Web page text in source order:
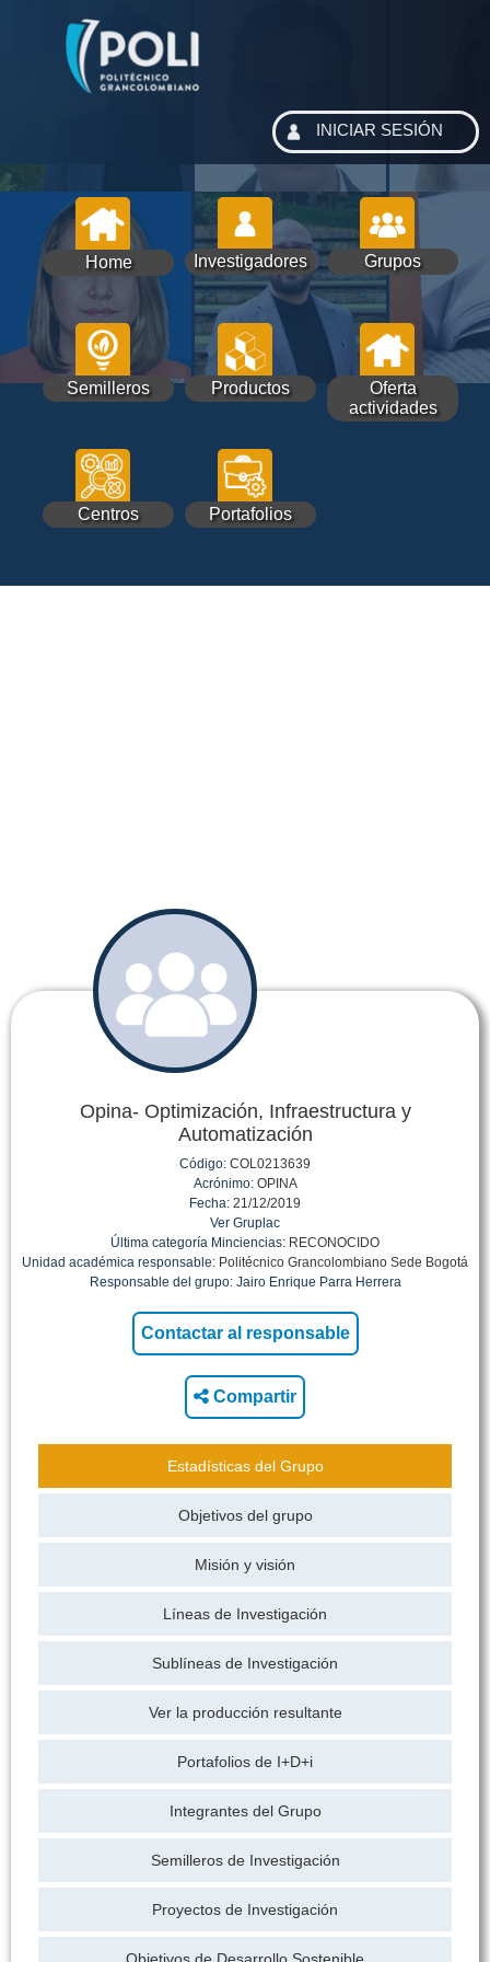
Home Investigadores Grupos
Semilleros Productos
Oferta
actividades
Centros Portafolios
INICIAR SESIÓN
Opina- Optimización, Infraestructura y
Automatización
Código: COL0213639
Acrónimo:OPINA
Fecha: 21/12/2019
Ver Gruplac
Última categoría Minciencias: RECONOCIDO
Unidad académica responsable: Politécnico Grancolombiano Sede Bogotá
Responsable del grupo: Jairo Enrique Parra Herrera
Compartir
Estadísticas del Grupo
Objetivos del grupo
Misión y visión
Líneas de Investigación
Sublíneas de Investigación
Ver la producción resultante
Portafolios de I+D+i
Integrantes del Grupo
Semilleros de Investigación
Proyectos de Investigación